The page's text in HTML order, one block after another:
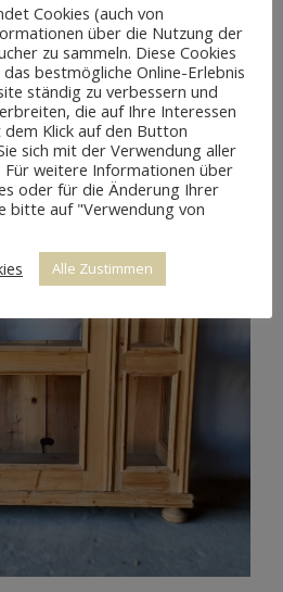
Cookies (auch von
über die Nutzung der
zu sammeln. Diese Cookies
bestmögliche Online-Erlebnis
ständig zu verbessern und
die auf Ihre Interessen
Klick auf den Button
sich mit der Verwendung aller
Für weitere Informationen über
oder für die Änderung Ihrer
bitte auf "Verwendung von
Alle Zustimmen